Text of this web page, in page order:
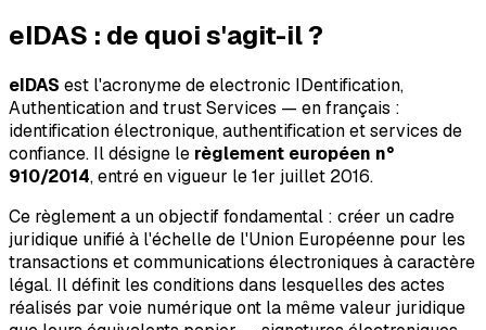
eIDAS : de quoi s'agit-il ?
eIDAS est l'acronyme deelectronic IDentification,
Authentication and trust Services — en français :
identification électronique, authentification et services de
confiance. Il désigne le règlement européen n°
910/2014, entré en vigueur le 1er juillet 2016.
Ce règlement a un objectif fondamental : créer un cadre
juridique unifié à l'échelle de l'Union Européenne pour les
transactions et communications électroniques à caractère
légal. Il définit les conditions dans lesquelles des actes
réalisés par voie numérique ont la même valeur juridique